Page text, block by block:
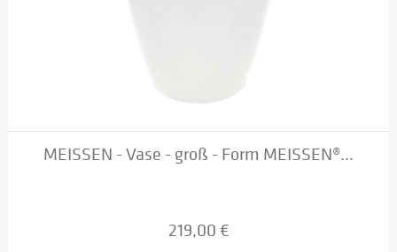
MEISSEN - Vase - groß - Form MEISSEN®...
219,00 €